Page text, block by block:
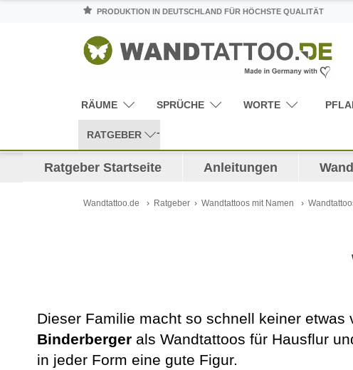
PRODUKTION IN DEUTSCHLAND FÜR HÖCHSTE QUALITÄT
RÄUME SPRÜCHE WORTE
RATGEBER
Ratgeber Startseite Anleitungen
Wandtattoo.de Ratgeber Wandtattoos mit Namen
Dieser Familie macht so schnell keiner
Binderberger als Wandtattoos für Hausflur
in jeder Form eine gute Figur.